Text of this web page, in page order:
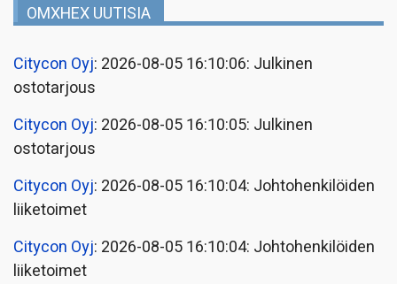
OMXHEX UUTISIA
Citycon Oyj: 2026-08-05 16:10:06: Julkinen
ostotarjous
Citycon Oyj: 2026-08-05 16:10:05: Julkinen
ostotarjous
Citycon Oyj: 2026-08-05 16:10:04: Johtohenkilöiden
liiketoimet
Citycon Oyj: 2026-08-05 16:10:04: Johtohenkilöiden
liiketoimet